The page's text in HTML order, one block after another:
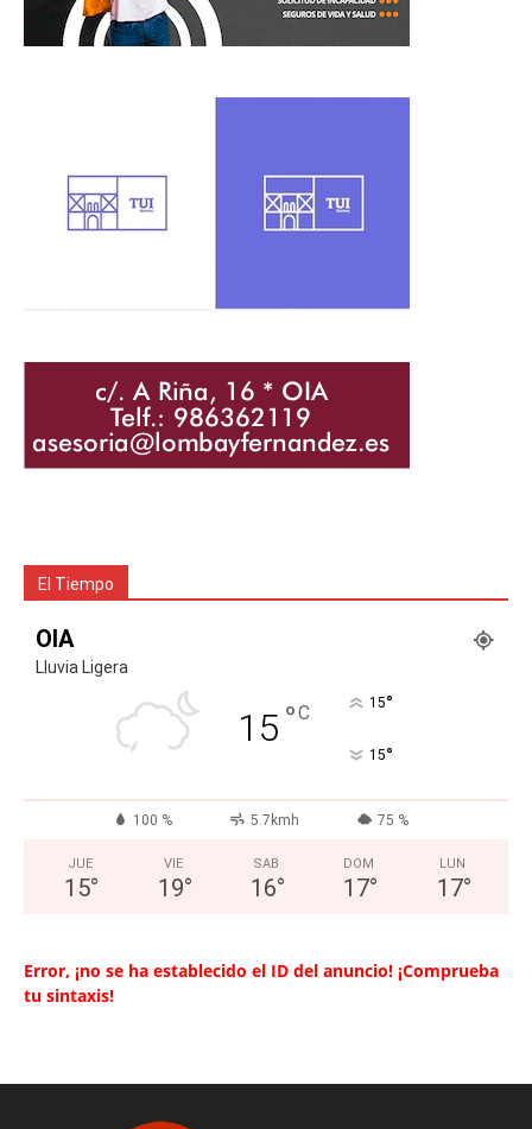
El Tiempo
OIA
Lluvia Ligera
15 °C 15°
15°
100 % 5.7kmh 75 %
JUE
15°
VIE
19°
SAB
16°
DOM
17°
LUN
17°
Error, ¡no se ha establecido el ID del anuncio! ¡Comprueba
tu sintaxis!